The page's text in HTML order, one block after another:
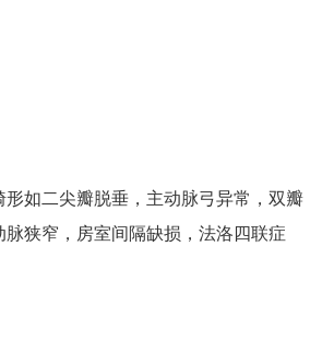
如二尖瓣脱垂，主动脉弓异常，双瓣
狭窄，房室间隔缺损，法洛四联症